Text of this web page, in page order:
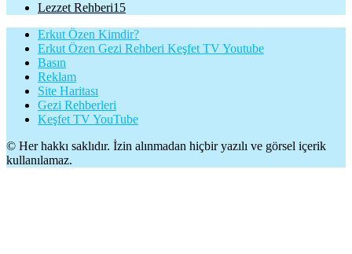
Lezzet Rehberi15
Erkut Özen Kimdir?
Erkut Özen Gezi Rehberi Keşfet TV Youtube
Basın
Reklam
Site Haritası
Gezi Rehberleri
Keşfet TV YouTube
© Her hakkı saklıdır. İzin alınmadan hiçbir yazılı ve görsel içerik
kullanılamaz.